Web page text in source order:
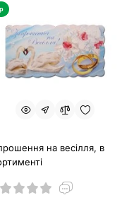
на весілля, в